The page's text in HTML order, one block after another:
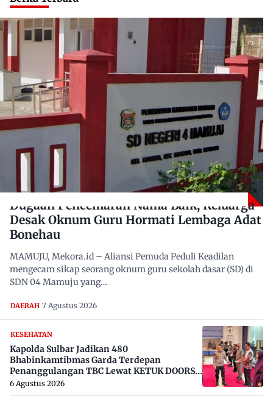
Dugaan Pencemaran Nama Baik, Keluarga
Desak Oknum Guru Hormati Lembaga Adat
Bonehau
MAMUJU, Mekora.id – Aliansi Pemuda Peduli Keadilan
mengecam sikap seorang oknum guru sekolah dasar (SD) di
SDN 04 Mamuju yang…
DAERAH 7 Agustus 2026
KESEHATAN
Kapolda Sulbar Jadikan 480
Bhabinkamtibmas Garda Terdepan
Penanggulangan TBC Lewat KETUK DOORS
di 650 Desa
6 Agustus 2026